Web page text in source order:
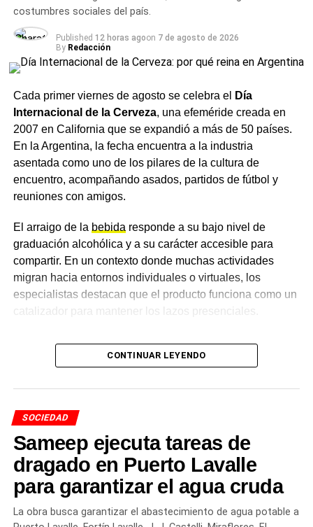
El agradecimiento a las
familias
Elhospitaldestacó especialmente a todas las mamás y
y se acercaron para conocer más sobre este alimento
único e irremplazable. Desde la institución remarcaron
que la leche materna no solo alimenta, sino que protege,
fortalece el vínculo entre mamá y bebé y aporta
beneficios para todo el binomio, para un comienzo
saludable de la vida.
sostengan la lactancia, ya que consideran que apoyarla
es una responsabilidad de toda la comunidad.
Másnoticias de CharataenCharataChaco.Net.
costumbres sociales del país.
Published 12 horas agoon 7 de agosto de 2026
By Redacción
Cada primer viernes de agosto se celebra el
Día
Internacional de la Cerveza, una efeméride creada en
2007 en California que se expandió a más de 50 países.
En la Argentina, la fecha encuentra a la industria
asentada como uno de los pilares de la cultura de
encuentro, acompañando asados, partidos de fútbol y
reuniones con amigos.
El arraigo de la bebida responde a su bajo nivel de
graduación alcohólica y a su carácter accesible para
compartir. En un contexto donde muchas actividades
migran hacia entornos individuales o virtuales, los
especialistas destacan que el producto funciona como un
catalizador para mantener los lazos presenciales.
Cambios en las preferencias y
Durante los últimos años, el perfil del consumidor
argentino atravesó una transformación visible. Si bien las
variedades tradicionales rubias sostienen el mayor
volumen de ventas, se consolidó la búsqueda de nuevos
estilos artesanales, combinaciones gastronómicas y
alternativas de menor graduación.
CONTINUAR LEYENDO
SOCIEDAD
Sameep ejecuta tareas de
dragado en Puerto Lavalle
para garantizar el agua cruda
La obra busca garantizar el abastecimiento de agua potable a